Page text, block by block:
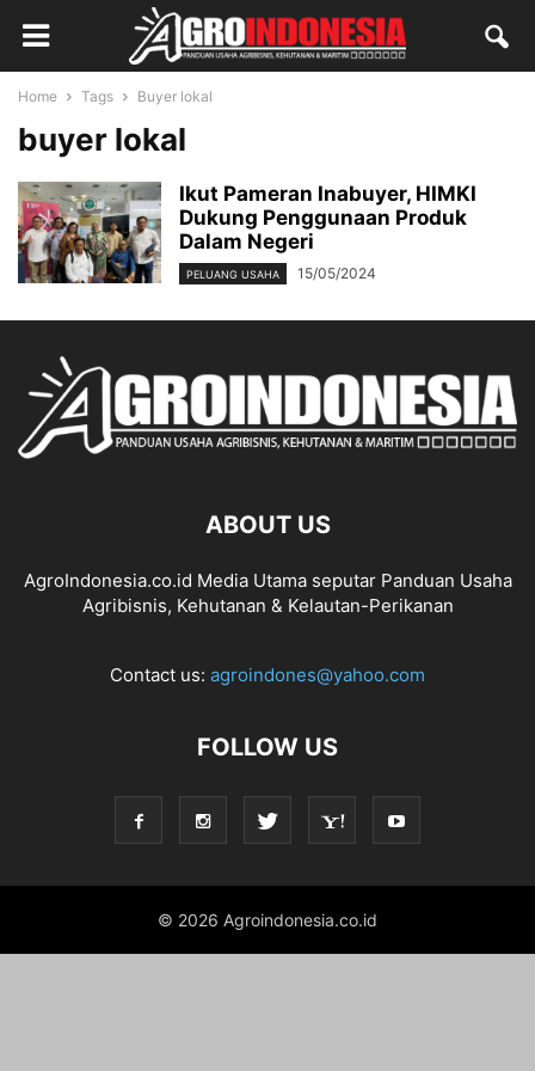
Home Tags Buyer lokal
buyer lokal
Ikut Pameran Inabuyer, HIMKI
Dukung Penggunaan Produk
Dalam Negeri
PELUANG USAHA 15/05/2024
ABOUT US
AgroIndonesia.co.id Media Utama seputar Panduan Usaha
Agribisnis, Kehutanan & Kelautan-Perikanan
Contact us: agroindones@yahoo.com
FOLLOW US
© 2026 Agroindonesia.co.id